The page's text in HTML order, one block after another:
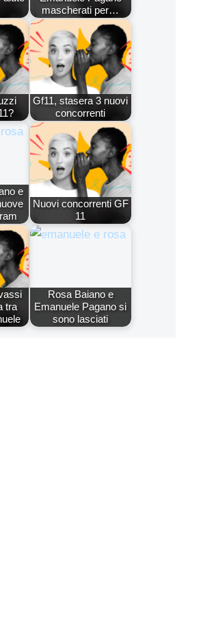
mascherati per…
Gf11, stasera 3 nuovi
concorrenti
e
Nuovi concorrenti GF
11
tra
Rosa Baiano e
Emanuele Pagano si
sono lasciati